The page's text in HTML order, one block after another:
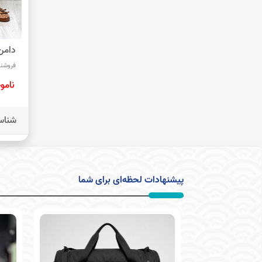
پیشنهادات لحظه‌ای برای شما